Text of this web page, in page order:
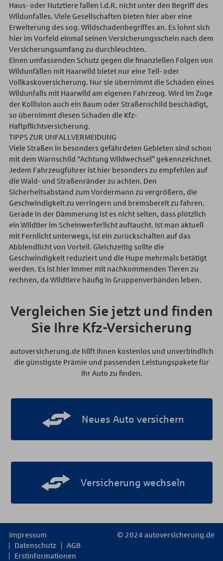
Haus- oder Nutztiere fallen i.d.R. nicht unter den Begriff des
Wildunfalles. Viele Gesellschaften bieten hier aber eine
Erweiterung des sog. Wildschadenbegriffes an. Es lohnt sich
hier im Vorfeld einmal seinen Versicherungsschein nach dem
Versicherungsumfang zu durchleuchten.
Einen umfassenden Schutz gegen die finanziellen Folgen von
Wildunfällen mit Haarwild bietet nur eine Teil- oder
Vollkaskoversicherung. Nur sie übernimmt die Schäden eines
Wildunfalls mit Haarwild am eigenen Fahrzeug. Wird im Zuge
der Kollision auch ein Baum oder Straßenschild beschädigt,
so übernimmt diesen Schaden die Kfz-
Haftpflichtversicherung.
TIPPS ZUR UNFALLVERMEIDUNG
Viele Straßen in besonders gefährdeten Gebieten sind schon
mit dem Warnschild “Achtung Wildwechsel” gekennzeichnet.
Jedem Fahrzeugführer ist hier besonders zu empfehlen auf
die Wald- und Straßenränder zu achten. Den
Sicherheitsabstand zum Vordermann zu vergrößern, die
Geschwindigkeit zu verringern und bremsbereit zu fahren.
Gerade in der Dämmerung ist es nicht selten, dass plötzlich
ein Wildtier im Scheinwerferlicht auftaucht. Ist man aktuell
mit Fernlicht unterwegs, ist ein zurückschalten auf das
Abblendlicht von Vorteil. Gleichzeitig sollte die
Geschwindigkeit reduziert und die Hupe mehrmals betätigt
werden. Es ist hier immer mit nachkommenden Tieren zu
rechnen, da Wildtiere häufig in Gruppenverbänden leben.
Vergleichen Sie jetzt und finden
Sie Ihre Kfz-Versicherung
autoversicherung.de hilft Ihnen kostenlos und unverbindlich
die günstigste Prämie und passenden Leistungspakete für
Ihr Auto zu finden.
Neues Auto versichern
Versicherung wechseln
Impressum
Datenschutz
AGB
Erstinformationen
© 2024 autoversicherung.de